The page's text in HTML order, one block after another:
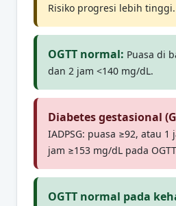
Risiko progresi lebih tinggi.
OGTT normal: Puasa di
dan 2 jam <140 mg/dL.
Diabetes gestasional
IADPSG: puasa ≥92, atau 1
jam ≥153 mg/dL pada
OGTT normal pada